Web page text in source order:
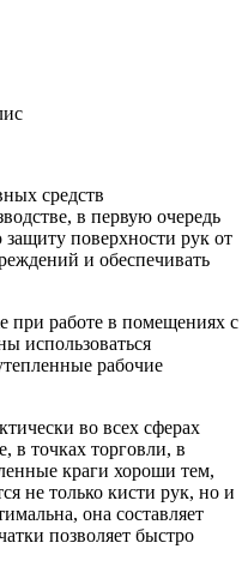
средств
в первую очередь
поверхности рук от
и обеспечивать
при работе в помещениях с
использоваться
рабочие
во всех сферах
в точках торговли, в
краги хороши тем,
не только кисти рук, но и
она составляет
позволяет быстро